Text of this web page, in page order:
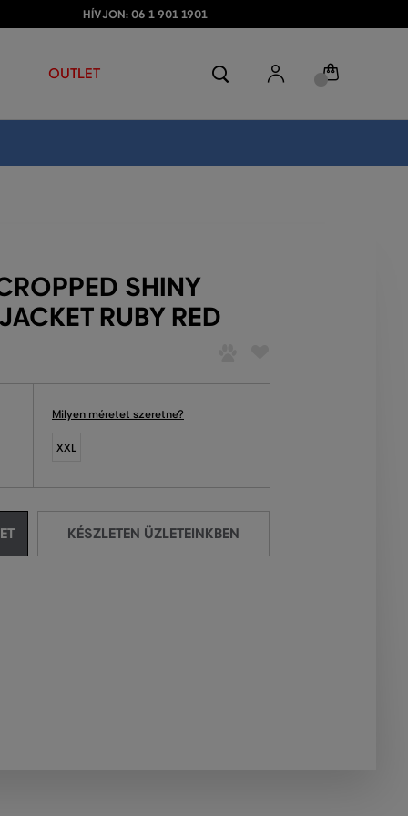
HÍVJON: 06 1 901 1901
OUTLET
SHINY
RUBY RED
Milyen méretet szeretne?
XXL
KÉSZLETEN ÜZLETEINKBEN